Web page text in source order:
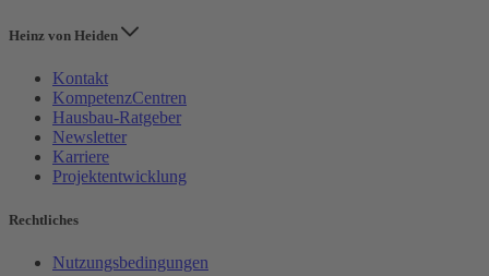
Heinz von Heiden
Kontakt
KompetenzCentren
Hausbau-Ratgeber
Newsletter
Karriere
Projektentwicklung
Rechtliches
Nutzungsbedingungen